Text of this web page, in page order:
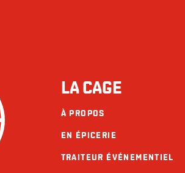
LA CAGE
À PROPOS
EN ÉPICERIE
TRAITEUR ÉVÉNEMENTIEL